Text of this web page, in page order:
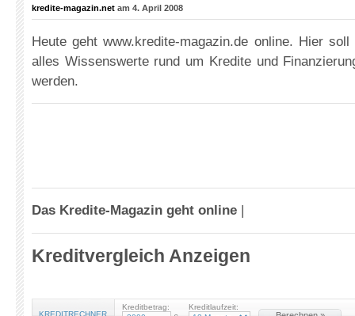
kredite-magazin.net am 4. April 2008
Heute geht www.kredite-magazin.de online. Hier
alles Wissenswerte rund um Kredite und
werden.
Das Kredite-Magazin geht online |
Kreditvergleich Anzeigen
KREDITRECHNER
Kreditbetrag:
Kreditlaufzeit: